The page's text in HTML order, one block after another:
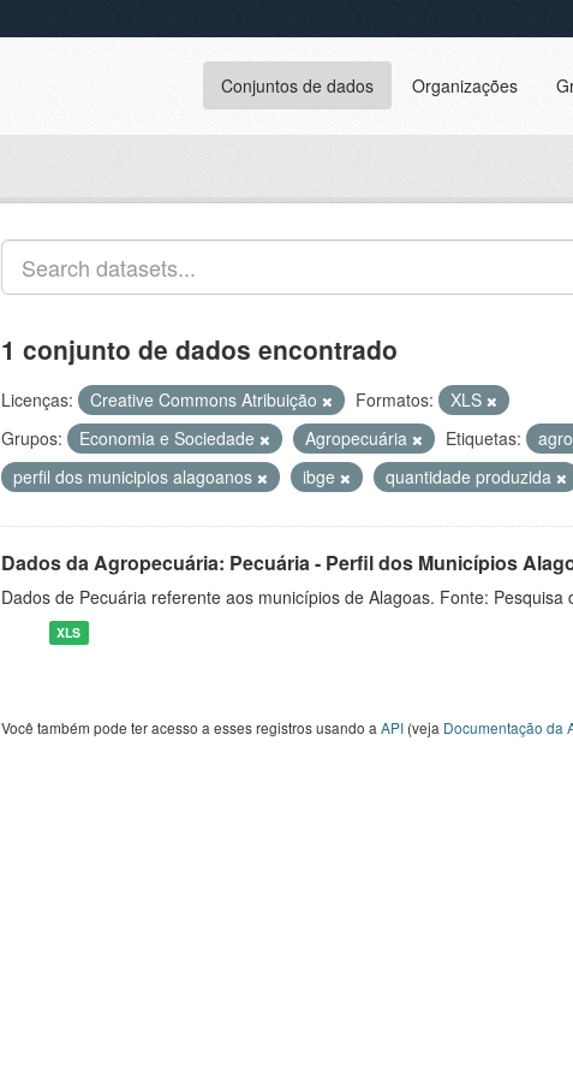
Conjuntos de dados Organizações
1 conjunto de dados encontrado
Licenças: Creative Commons Atribuição Formatos:
XLS
Grupos:
Economia e Sociedade Agropecuária Etiquetas:
perfil dos municipios alagoanos
ibge quantidade produzida
Dados da Agropecuária: Pecuária - Perfil dos Municípios
Dados de Pecuária referente aos municípios de Alagoas. Fonte: Pesquisa
XLS
Você também pode ter acesso a esses registros usando a API (veja Documentação da